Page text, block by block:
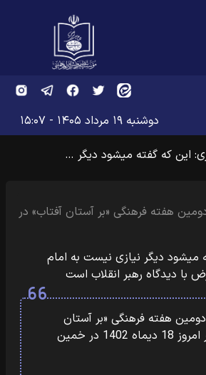
دوشنبه ۱۹ مرداد ۱۴۰۵ - ۱۵:۰۷
این که گفته میشود دیگر …
هفته فرهنگی «بر آستان آفتاب» در
میشود دیگر نیازی نیست به امام
با دیدگاه رهبر انقلاب است
هفته فرهنگی «بر آستان
آفتاب» پیش ظهر امروز 18 دیماه 1402 در خمین